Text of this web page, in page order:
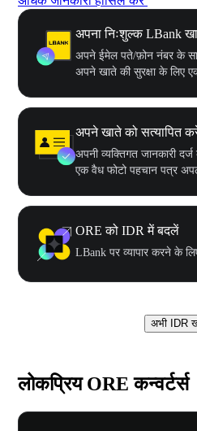
अपना निःशुल्क LBank
अपने ईमेल पते/फ़ोन नंबर के
अपने खाते की सुरक्षा के लिए
अपने खाते को सत्यापित
अपनी व्यक्तिगत जानकारी
एक वैध फोटो पहचान पत्र
ORE को IDR में बदलें
LBank पर व्यापार करने के
अभी IDR
लोकप्रिय ORE कन्वर्टर्स